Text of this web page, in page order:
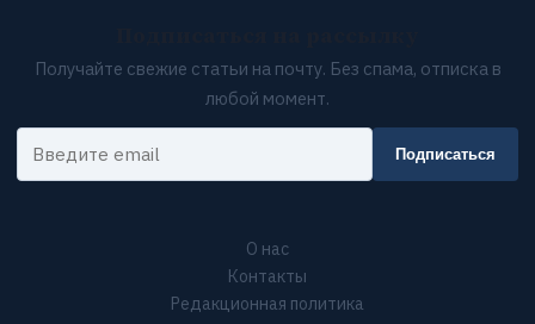
Получайте свежие статьи на почту. Без спама, отписка в
любой момент.
Ваш email
Подписаться
О нас
Контакты
Редакционная политика